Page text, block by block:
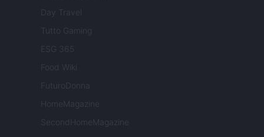
Day Travel
Tutto Gaming
ESG 365
Food Wiki
FuturoDonna
HomeMagazine
SecondHomeMagazine